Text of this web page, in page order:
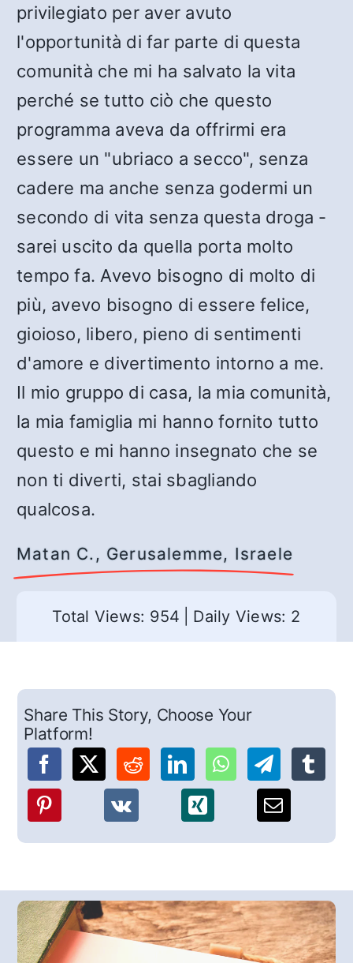
privilegiato per aver avuto
l'opportunità di far parte di questa
comunità che mi ha salvato la vita
perché se tutto ciò che questo
programma aveva da offrirmi era
essere un "ubriaco a secco", senza
cadere ma anche senza godermi un
secondo di vita senza questa droga -
sarei uscito da quella porta molto
tempo fa. Avevo bisogno di molto di
più, avevo bisogno di essere felice,
gioioso, libero, pieno di sentimenti
d'amore e divertimento intorno a me.
Il mio gruppo di casa, la mia comunità,
la mia famiglia mi hanno fornito tutto
questo e mi hanno insegnato che se
non ti diverti, stai sbagliando
qualcosa.
Matan C., Gerusalemme, Israele
Total Views: 954 Daily Views: 2
Share This Story, Choose Your
Platform!